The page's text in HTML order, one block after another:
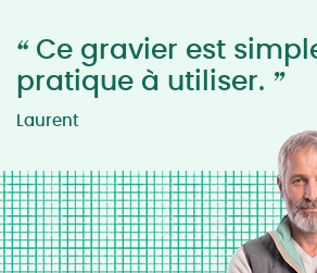
“ Ce gravier est
pratique à utiliser. ”
Laurent